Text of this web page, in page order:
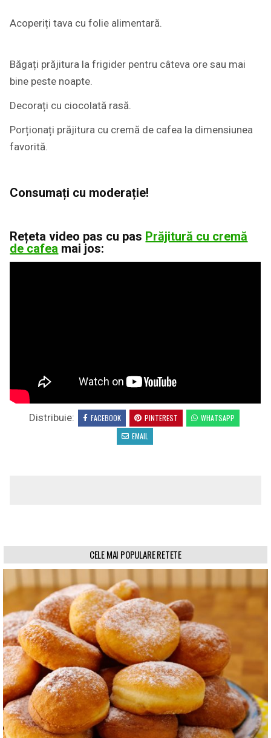
Acoperiți tava cu folie alimentară.
Băgați prăjitura la frigider pentru câteva ore sau mai
bine peste noapte.
Decorați cu ciocolată rasă.
Porționați prăjitura cu cremă de cafea la dimensiunea
favorită.
Consumați cu moderație!
Rețeta video pas cu pas Prăjitură cu cremă
de cafea mai jos:
Distribuie: FACEBOOK PINTEREST
WHATSAPP
EMAIL
CELE MAI POPULARE RETETE